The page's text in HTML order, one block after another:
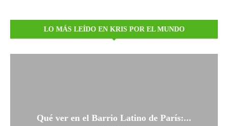
LO MÁS LEÍDO EN KRIS POR EL MUNDO
Qué ver en el Barrio Latino de París:...